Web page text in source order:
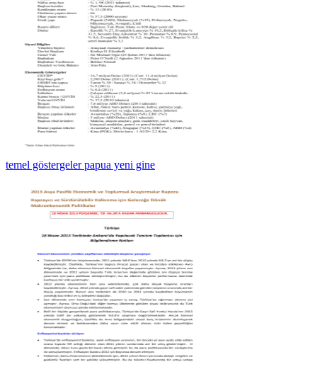
temel göstergeler papua yeni gine